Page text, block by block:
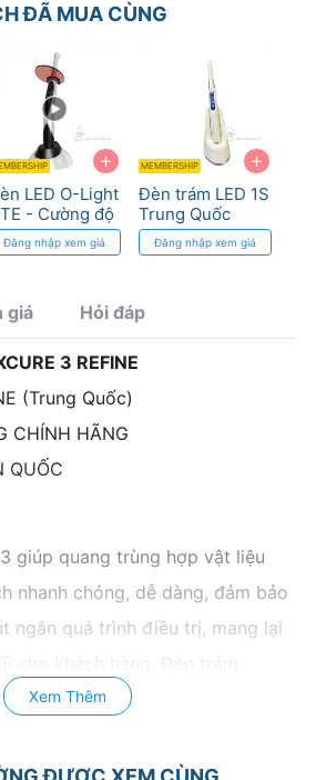
ĐÃ MUA CÙNG
+
LED O-Light
- Cường độ
bước sóng
ưu cho nha
Đăng nhập xem giá
+
MEMBERSHIP
Đèn trám LED 1S
Trung Quốc
Đăng nhập xem giá
giá Hỏi đáp
3 REFINE
(Trung Quốc)
CHÍNH HÃNG
QUỐC
giúp quang trùng hợp vật liệu
nhanh chóng, dễ dàng, đảm bảo
ngắn quá trình điều trị, mang lại
kế đặc biệt giúp nha sĩ giải
nhanh chóng làm khô chất trám,
Xem Thêm